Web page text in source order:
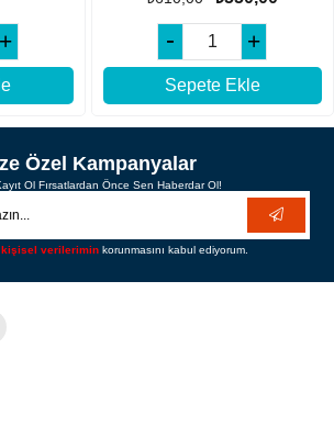
Sepete Ekle
Özel Kampanyalar
Ol Fırsatlardan Önce Sen Haberdar Ol!
kişisel verilerimin korunmasını kabul ediyorum.